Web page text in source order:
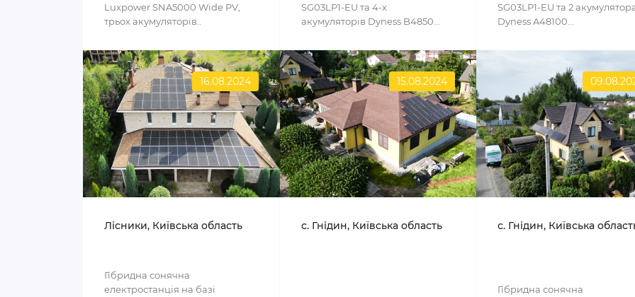
Luxpower SNA5000 Wide PV,
трьох акумуляторів..
SG03LP1-EU та 4-х
акумуляторів Dyness B4850...
SG03LP1-EU та 2
Dyness A48100...
16.08.2024
Лісники, Київська область
Гібридна сонячна
електростанція на базі
15.08.2024
с. Гнідин, Київська область с. Гнідин, Київська
Гібридна сонячна